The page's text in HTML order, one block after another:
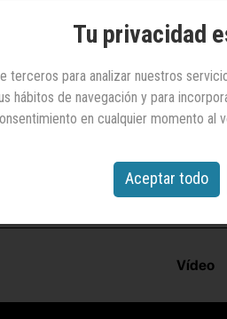
Televisión |
Vídeo
Tu privacidad
terceros para analizar nuestros
hábitos de navegación y para
en cualquier momento al
Aceptar todo